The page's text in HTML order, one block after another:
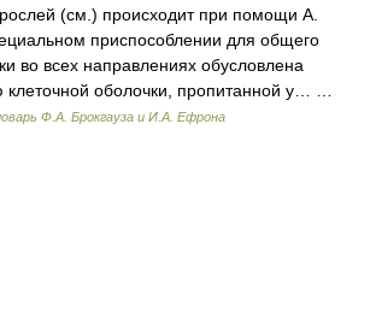
(см.) происходит при помощи А.
приспособлении для общего
во всех направлениях обусловлена
клеточной оболочки, пропитанной у… …
Ф.А. Брокгауза и И.А. Ефрона